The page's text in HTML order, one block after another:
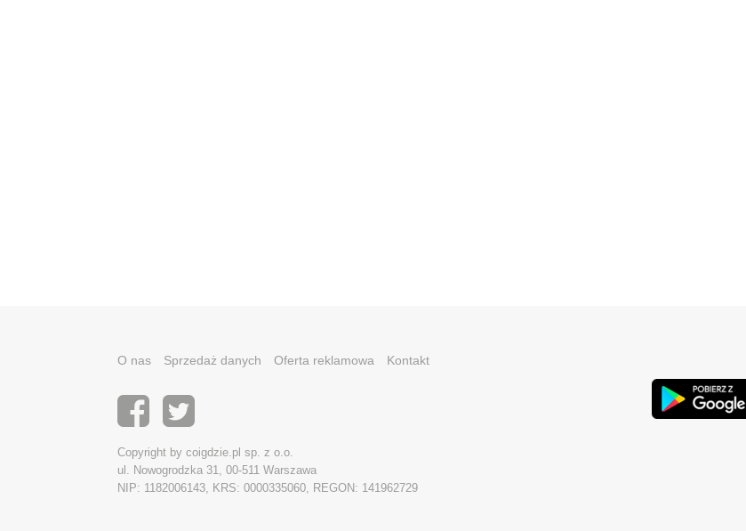
O nas Sprzedaż danych Oferta reklamowa Kontakt
Copyright by coigdzie.pl sp. z o.o.
ul. Nowogrodzka 31, 00-511 Warszawa
NIP: 1182006143, KRS: 0000335060, REGON: 141962729